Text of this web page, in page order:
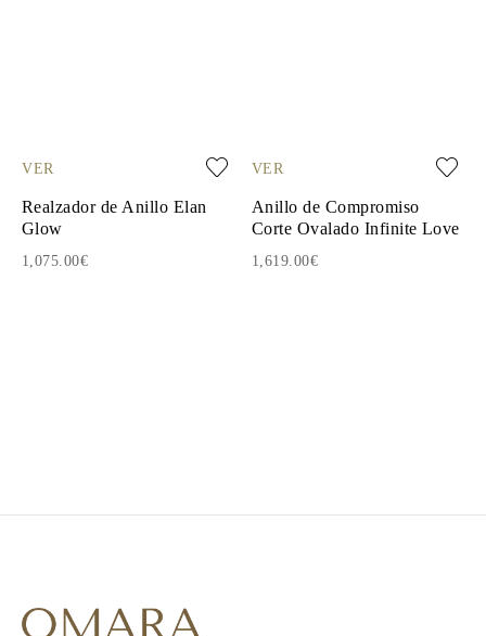
VER
Realzador de Anillo Elan
Glow
1,075.00€
VER
Anillo de Compromiso
Corte Ovalado Infinite Love
1,619.00€